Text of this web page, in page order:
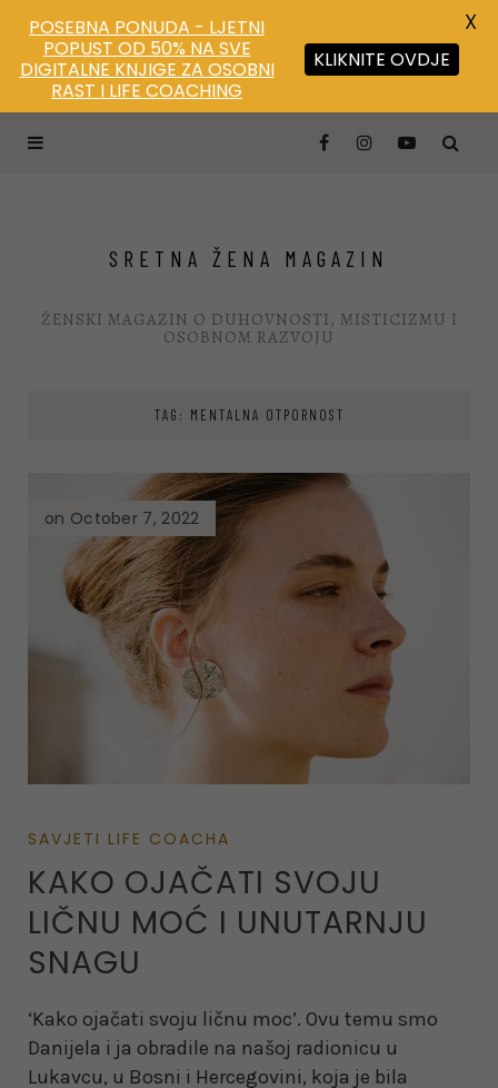
SRETNA ŽENA MAGAZIN
ŽENSKI MAGAZIN O DUHOVNOSTI, MISTICIZMU I
OSOBNOM RAZVOJU
TAG: MENTALNA OTPORNOST
on October 7, 2022
SAVJETI LIFE COACHA
KAKO OJAČATI SVOJU
LIČNU MOĆ I UNUTARNJU
SNAGU
‘Kako ojačati svoju ličnu moc’. Ovu temu smo
Danijela i ja obradile na našoj radionicu u
Lukavcu, u Bosni i Hercegovini, koja je bila
POSEBNA PONUDA - LJETNI
POPUST OD 50% NA SVE
DIGITALNE KNJIGE ZA OSOBNI
RAST I LIFE COACHING
KLIKNITE OVDJE
X